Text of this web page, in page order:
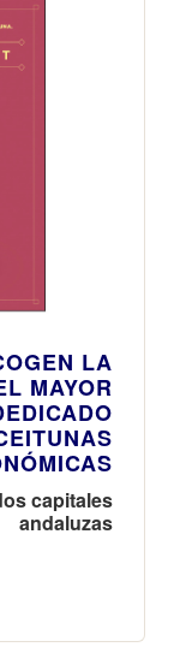
LA
MAYOR
capitales
andaluzas